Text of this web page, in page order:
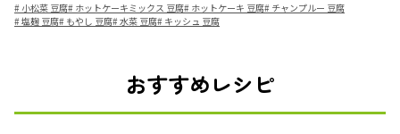
# 小松菜 豆腐# ホットケーキミックス 豆腐# ホットケーキ 豆腐# チャンプルー 豆腐
#塩麹 豆腐# もやし 豆腐#水菜 豆腐# キッシュ 豆腐
おすすめレシピ